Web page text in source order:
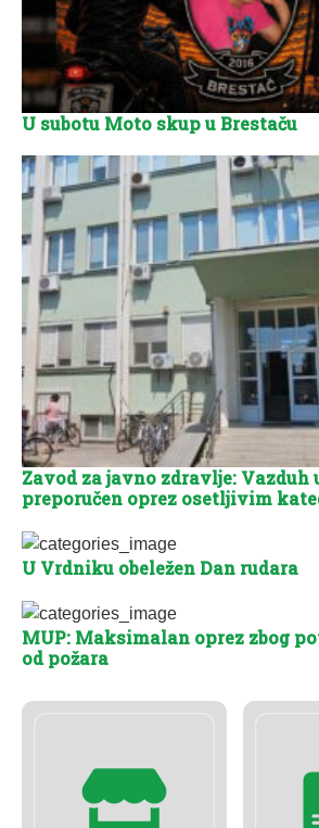
U subotu Moto skup u Brestaču
Zavod za javno zdravlje: Vazduh
preporučen oprez osetljivim
U Vrdniku obeležen Dan rudara
MUP: Maksimalan oprez zbog
od požara